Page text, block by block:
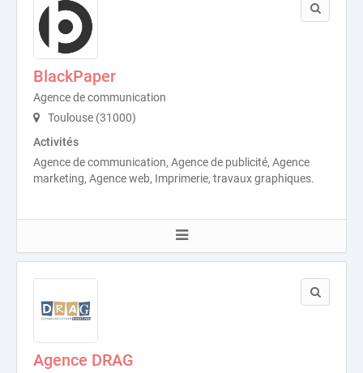
BlackPaper
Agence de communication
Toulouse (31000)
Activités
Agence de communication, Agence de publicité, Agence
marketing, Agence web, Imprimerie, travaux graphiques.
Agence DRAG